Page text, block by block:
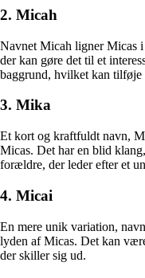
2. Micah
Navnet Micah ligner Micas
der kan gøre det til et
baggrund, hvilket kan tilføje
3. Mika
Et kort og kraftfuldt navn,
Micas. Det har en blid
forældre, der leder efter et
4. Micai
En mere unik variation,
lyden af Micas. Det kan
der skiller sig ud.